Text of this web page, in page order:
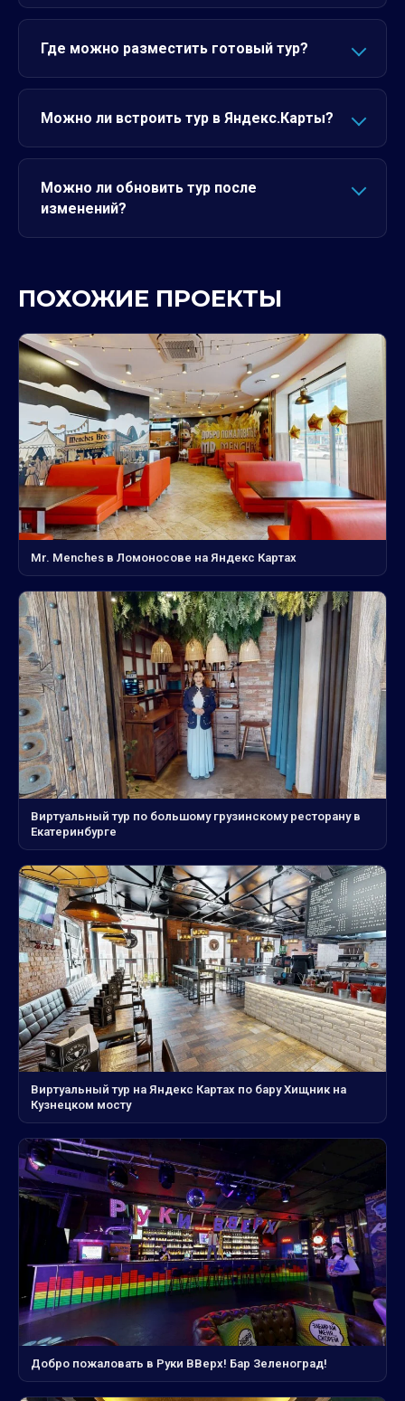
Где можно разместить готовый тур?
Можно ли встроить тур в Яндекс.Карты?
Можно ли обновить тур после
изменений?
ПОХОЖИЕ ПРОЕКТЫ
Mr. Menches в Ломоносове на Яндекс Картах
Виртуальный тур по большому грузинскому ресторану в
Екатеринбурге
Виртуальный тур на Яндекс Картах по бару Хищник на
Кузнецком мосту
Добро пожаловать в Руки ВВерх! Бар Зеленоград!